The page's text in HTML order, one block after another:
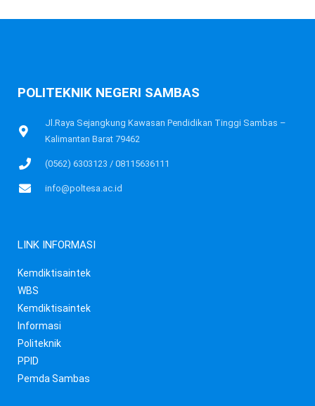
POLITEKNIK NEGERI SAMBAS
Jl.Raya Sejangkung Kawasan Pendidikan Tinggi Sambas –
Kalimantan Barat 79462
(0562) 6303123 / 08115636111
info@poltesa.ac.id
LINK INFORMASI
Kemdiktisaintek
WBS
Kemdiktisaintek
Informasi
Politeknik
PPID
Pemda Sambas